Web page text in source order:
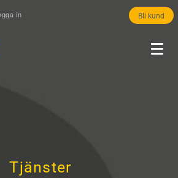
in Bli kund
Tjänster